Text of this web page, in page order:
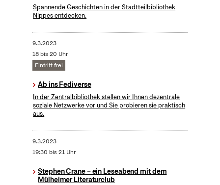
Spannende Geschichten in der Stadtteilbibliothek
Nippes entdecken.
9.3.2023
18 bis 20 Uhr
Eintritt frei
Ab ins Fediverse
In der Zentralbibliothek stellen wir Ihnen dezentrale
soziale Netzwerke vor und Sie probieren sie praktisch
aus.
9.3.2023
19:30 bis 21 Uhr
Stephen Crane – ein Leseabend mit dem
Mülheimer Literaturclub